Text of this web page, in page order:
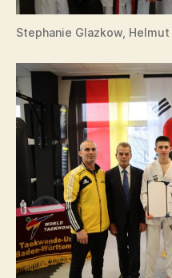
Stephanie Glazkow,